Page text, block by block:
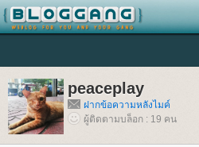
peaceplay
ฝากข้อความหลังไมค์
ผู้ติดตามบล็อก : 19 คน